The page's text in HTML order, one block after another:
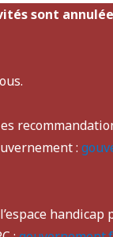
sont
:
handicap